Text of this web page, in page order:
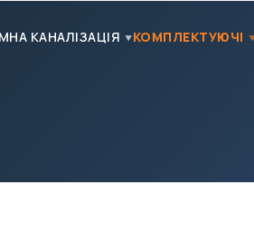
КАНАЛІЗАЦІЯ КОМПЛЕКТУЮЧІ